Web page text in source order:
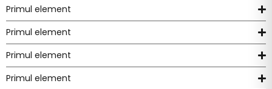
Primul element
Primul element
Primul element
Primul element